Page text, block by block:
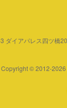
ダイアパレス四ツ橋
© 2012-